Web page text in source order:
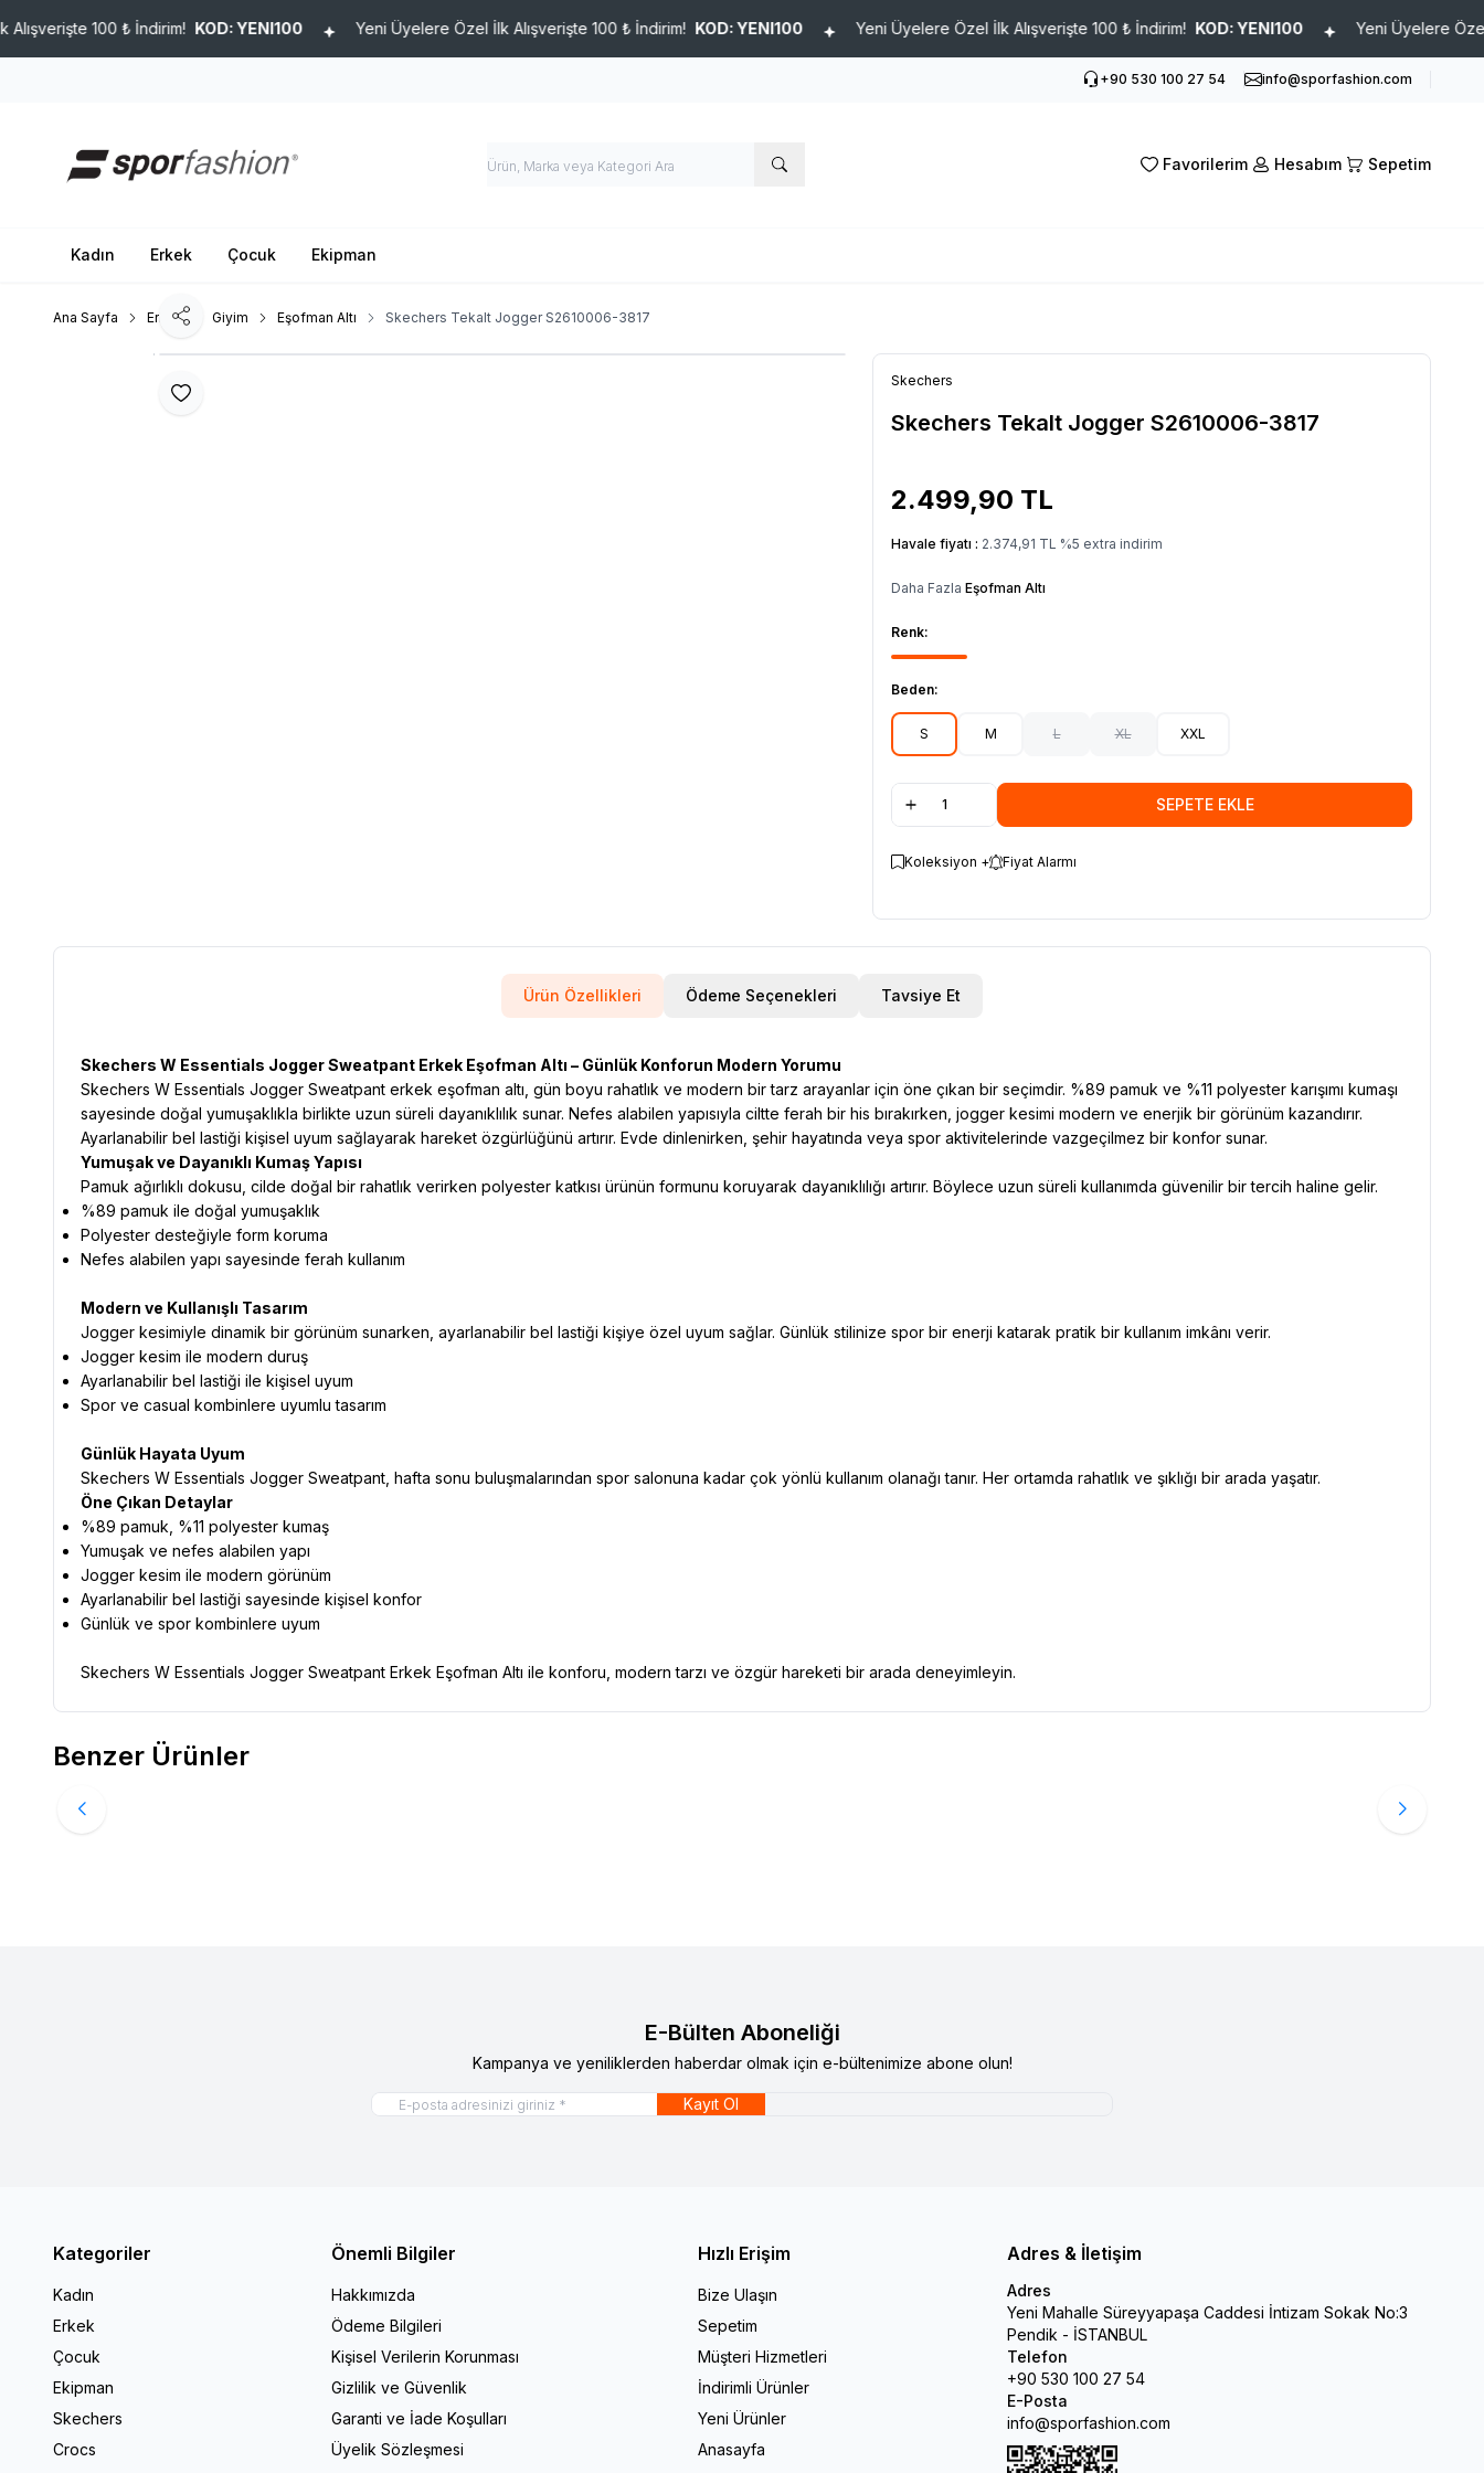
100 ₺ İndirim! KOD: YENI100 Yeni Üyelere Özel İlk Alışverişte 100 ₺ İndirim! KOD: YENI100 Yeni Üyelere Özel İlk Alışverişte 100 ₺ İndirim! KOD: YENI100 Yeni Üyelere Özel İlk
+90 530 100 27 54 info@sporfashion.com
Favorilerim Hesabım Sepetim
Kadın Erkek Çocuk Ekipman
Ana Sayfa Erkek Giyim Eşofman Altı Skechers Tekalt Jogger S2610006-3817
Favoriye Ekle
Paylaş
Skechers
Skechers Tekalt Jogger S2610006-3817
2.499,90 TL
Havale fiyatı : 2.374,91 TL %5 extra indirim
Daha Fazla Eşofman Altı
Renk:
Beden:
S M L XL XXL
SEPETE EKLE
Koleksiyon + Fiyat Alarmı
Ürün Özellikleri Ödeme Seçenekleri Tavsiye Et
Skechers W Essentials Jogger Sweatpant Erkek Eşofman Altı – Günlük Konforun Modern Yorumu
Skechers W Essentials Jogger Sweatpant erkek eşofman altı, gün boyu rahatlık ve modern bir tarz arayanlar için öne çıkan bir seçimdir. %89 pamuk ve %11 polyester karışımı kumaşı
sayesinde doğal yumuşaklıkla birlikte uzun süreli dayanıklılık sunar. Nefes alabilen yapısıyla ciltte ferah bir his bırakırken, jogger kesimi modern ve enerjik bir görünüm kazandırır.
Ayarlanabilir bel lastiği kişisel uyum sağlayarak hareket özgürlüğünü artırır. Evde dinlenirken, şehir hayatında veya spor aktivitelerinde vazgeçilmez bir konfor sunar.
Yumuşak ve Dayanıklı Kumaş Yapısı
Pamuk ağırlıklı dokusu, cilde doğal bir rahatlık verirken polyester katkısı ürünün formunu koruyarak dayanıklılığı artırır. Böylece uzun süreli kullanımda güvenilir bir tercih haline gelir.
%89 pamuk ile doğal yumuşaklık
Polyester desteğiyle form koruma
Nefes alabilen yapı sayesinde ferah kullanım
Modern ve Kullanışlı Tasarım
Jogger kesimiyle dinamik bir görünüm sunarken, ayarlanabilir bel lastiği kişiye özel uyum sağlar. Günlük stilinize spor bir enerji katarak pratik bir kullanım imkânı verir.
Jogger kesim ile modern duruş
Ayarlanabilir bel lastiği ile kişisel uyum
Spor ve casual kombinlere uyumlu tasarım
Günlük Hayata Uyum
Skechers W Essentials Jogger Sweatpant, hafta sonu buluşmalarından spor salonuna kadar çok yönlü kullanım olanağı tanır. Her ortamda rahatlık ve şıklığı bir arada yaşatır.
Öne Çıkan Detaylar
%89 pamuk, %11 polyester kumaş
Yumuşak ve nefes alabilen yapı
Jogger kesim ile modern görünüm
Ayarlanabilir bel lastiği sayesinde kişisel konfor
Günlük ve spor kombinlere uyum
Skechers W Essentials Jogger Sweatpant Erkek Eşofman Altı ile konforu, modern tarzı ve özgür hareketi bir arada deneyimleyin.
Tedarikçi Ürün Kodu
Benzer Ürünler
25
HUMMEL
E-Bülten Aboneliği
Kampanya ve yeniliklerden haberdar olmak için e-bültenimize abone olun!
Kayıt Ol
Kategoriler
Kadın
Erkek
Çocuk
Ekipman
Skechers
Crocs
Önemli Bilgiler
Hakkımızda
Ödeme Bilgileri
Kişisel Verilerin Korunması
Gizlilik ve Güvenlik
Garanti ve İade Koşulları
Üyelik Sözleşmesi
Hızlı Erişim
Bize Ulaşın
Sepetim
Müşteri Hizmetleri
İndirimli Ürünler
Yeni Ürünler
Anasayfa
Adres & İletişim
Adres
Yeni Mahalle Süreyyapaşa Caddesi İntizam Sokak No:3
Pendik - İSTANBUL
Telefon
+90 530 100 27 54
E-Posta
info@sporfashion.com